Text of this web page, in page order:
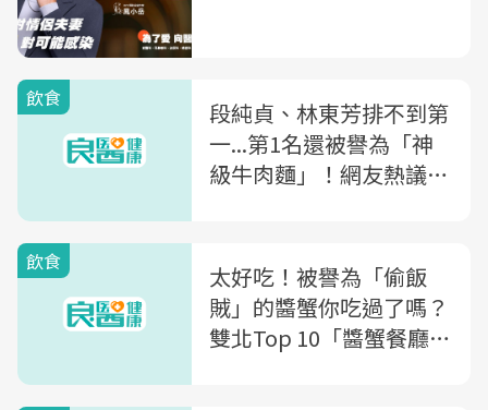
飲食
段純貞、林東芳排不到第
一...第1名還被譽為「神
級牛肉麵」！網友熱議
飲食
太好吃！被譽為「偷飯
賊」的醬蟹你吃過了嗎？
雙北Top 10「醬蟹餐廳」